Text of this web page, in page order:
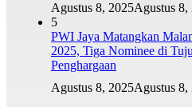
Agustus 8, 2025Agustus 8,
5
PWI Jaya Matangkan
2025, Tiga Nominee di
Penghargaan
Agustus 8, 2025Agustus 8,